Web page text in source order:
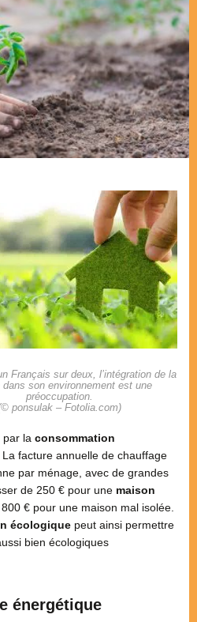
Français sur deux, l’intégration de la
dans son environnement est une
préoccupation.
ponsulak – Fotolia.com)
par la consommation
La facture annuelle de chauffage
par ménage, avec de grandes
de 250 € pour une maison
€ pour une maison mal isolée.
écologique peut ainsi permettre
bien écologiques
énergétique